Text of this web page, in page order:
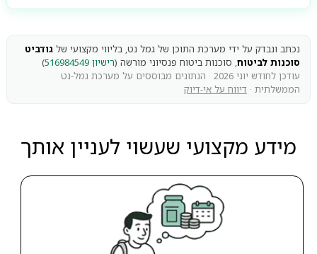
נכתב ונבדק על ידי מערכת התוכן של גמל נט, בליווי מקצועי של גודביט
סוכנות לביטוח, סוכנות ביטוח פנסיוני מורשה (רישיון 516984549
)
עודכן לחודש יוני 2026 · הנתונים מבוססים על מערכת גמל-נט
הממשלתית · דיווח על אי-דיוק
מידע מקצועי שעשוי לעניין אותך